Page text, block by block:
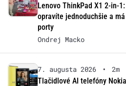
Lenovo ThinkPad X1 2-in-
opravíte jednoduchšie a
porty
Ondrej Macko
7. augusta 2026 •
2m
Tlačidlové AI telefóny